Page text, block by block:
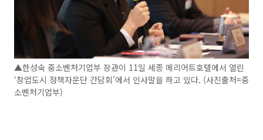
▲한성숙 중소벤처기업부 장관이 11일 세종 메리어트호텔에서 열린
‘창업도시 정책자문단 간담회’에서 인사말을 하고 있다. (사진출처=중
소벤처기업부)